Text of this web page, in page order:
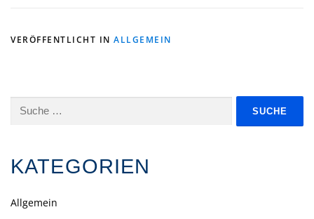
VERÖFFENTLICHT IN ALLGEMEIN
Suche
KATEGORIEN
Allgemein